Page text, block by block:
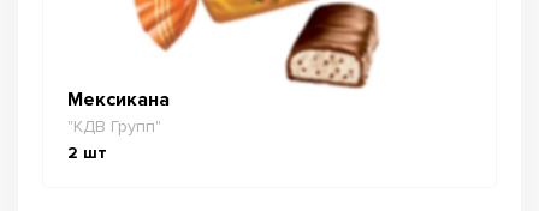
Мексикана
"КДВ Групп"
2 шт